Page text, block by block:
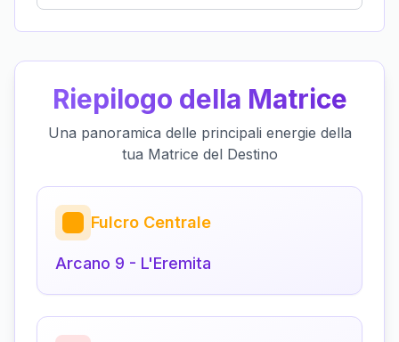
Riepilogo della Matrice
Una panoramica delle principali energie della
tua Matrice del Destino
Fulcro Centrale
Arcano 9 - L'Eremita